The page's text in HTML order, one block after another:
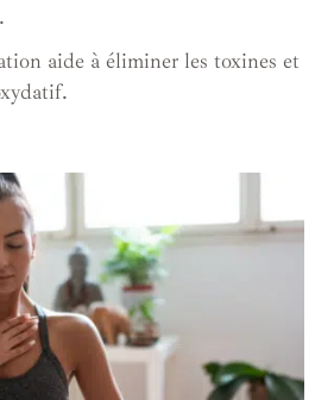
aide à éliminer les toxines et